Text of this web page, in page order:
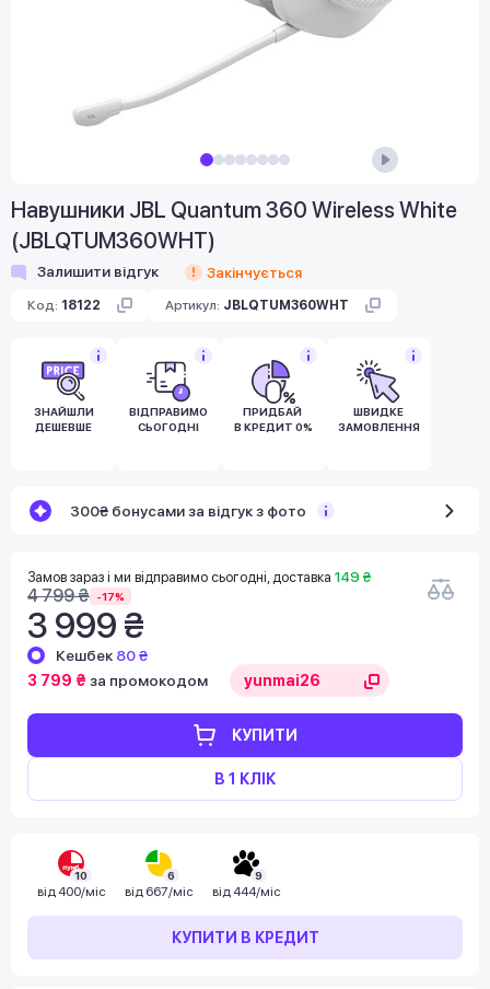
Навушники JBL Quantum 360 Wireless White
(JBLQTUM360WHT)
Залишити відгук Закінчується
Код: 18122 Артикул: JBLQTUM360WHT
ЗНАЙШЛИ
ДЕШЕВШЕ
ВІДПРАВИМО
СЬОГОДНІ
ПРИДБАЙ
В КРЕДИТ 0%
ШВИДКЕ
ЗАМОВЛЕННЯ
300₴ бонусами за відгук з фото
Замов зараз і ми відправимо сьогодні, доставка 149 ₴
4 799 ₴ -17%
3 999 ₴
КУПИТИ
В 1 КЛІК
Кешбек 80 ₴
3 799 ₴ за промокодом
10
від 400/міс
6
від 667/міс
9
від 444/міс
КУПИТИ В КРЕДИТ